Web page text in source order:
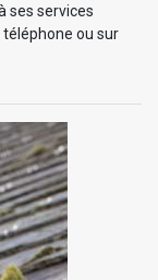
ses services
ou sur